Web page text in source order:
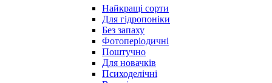
Найкращі сорти
Для гідропоніки
Без запаху
Фотоперіодичні
Поштучно
Для новачків
Психоделічні